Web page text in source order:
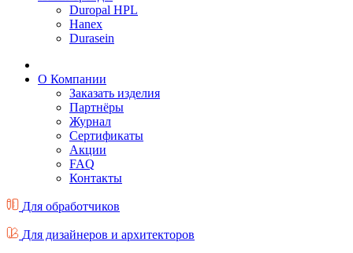
Duropal HPL
Hanex
Durasein
О Компании
Заказать изделия
Партнёры
Журнал
Cертификаты
Акции
FAQ
Контакты
Для обработчиков
Для дизайнеров и архитекторов